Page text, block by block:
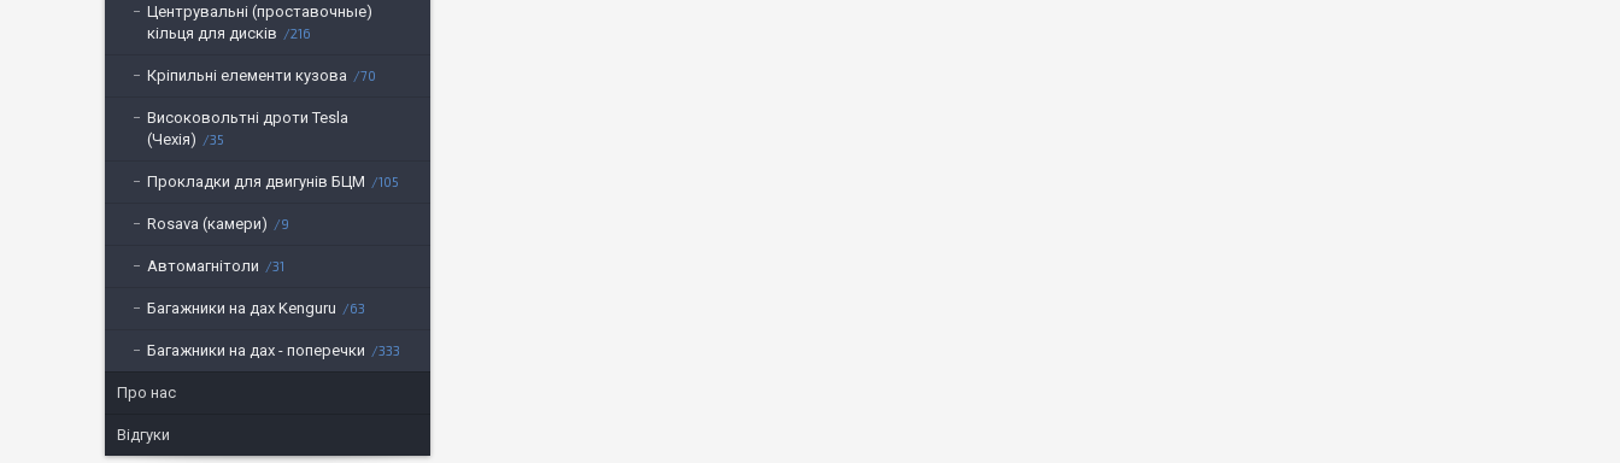
Центрувальні (проставочные)
кільця для дисків
216
Кріпильні елементи кузова 70
Високовольтні дроти Tesla
(Чехія)
35
Прокладки для двигунів БЦМ 105
Rosava (камери) 9
Автомагнітоли 31
Багажники на дах Kenguru 63
Багажники на дах - поперечки 333
Про нас
Відгуки